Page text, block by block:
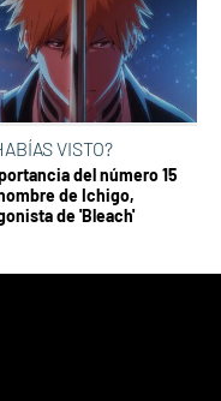
VISTO?
del número 15
de Ichigo,
de 'Bleach'